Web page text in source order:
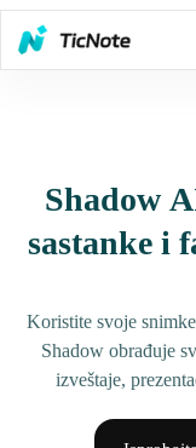
Shadow
sastanke i
Koristite svoje
Shadow obrađuje
izveštaje,